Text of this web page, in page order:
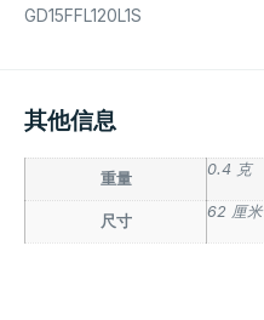
GD15FFL120L1S
其他信息
重量
0.4 克
尺寸
62 厘米